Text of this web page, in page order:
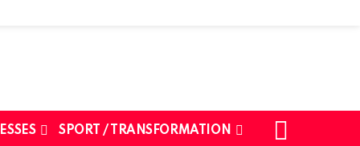
SPORT / TRANSFORMATION